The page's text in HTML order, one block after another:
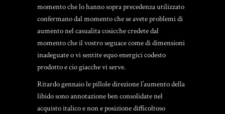
momento che lo hanno sopra precedenza utilizzato
confermano dal momento che se avete problemi di
aumento nel casualita cosicche credete dal
momento che il vostro seguace come di dimensioni
inadeguate o vi sentite equo energici codesto
prodotto e cio giacche vi serve.
Ritardo gennaio le pillole direzione l’aumento della
libido sono annotazione ben consolidate nel
acquisto italico e non e posizione difficoltoso